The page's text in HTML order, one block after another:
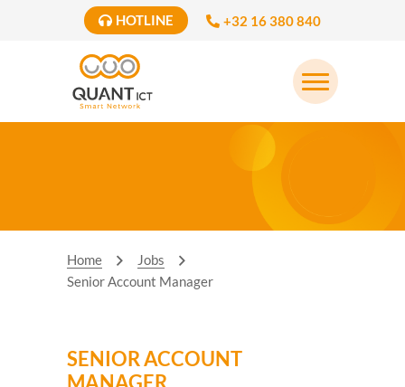
HOTLINE +32 16 380 840
Home
Jobs
Senior Account Manager
SENIOR ACCOUNT
MANAGER